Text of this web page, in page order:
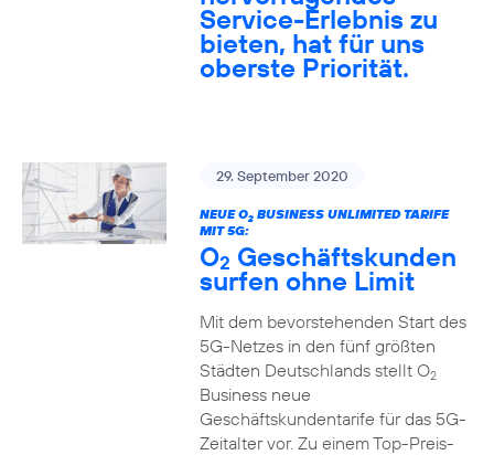
Service-Erlebnis zu
bieten, hat für uns
oberste Priorität.
29. September 2020
NEUE O2BUSINESS UNLIMITED TARIFE
MIT 5G:
O2 Geschäftskunden
surfen ohne Limit
Mit dem bevorstehenden Start des
5G-Netzes in den fünf größten
Städten Deutschlands stellt O2
Business neue
Geschäftskundentarife für das 5G-
Zeitalter vor. Zu einem Top-Preis-